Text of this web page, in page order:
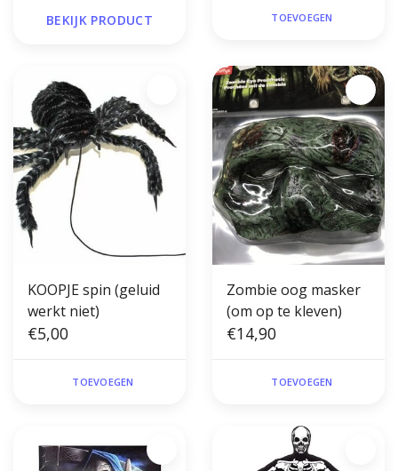
BEKIJK PRODUCT TOEVOEGEN
KOOPJE spin (geluid
werkt niet)
€5,00
TOEVOEGEN
Zombie oog masker
(om op te kleven)
€14,90
TOEVOEGEN